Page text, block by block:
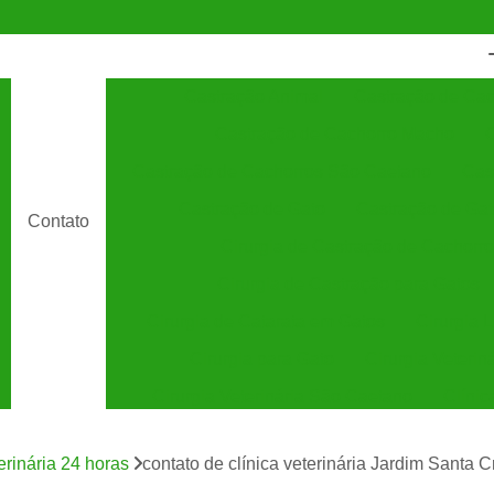
Contato
Clínica Veterinária Especializada em Cães
24 horas contato de clínica veterinária Jardim Santa